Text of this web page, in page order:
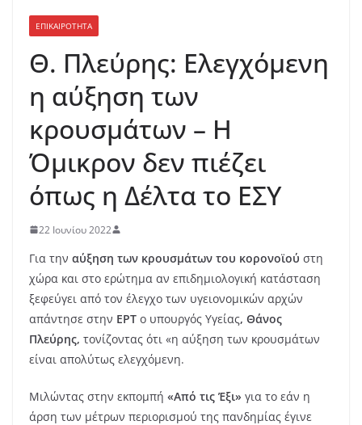
ΕΠΙΚΑΙΡΟΤΗΤΑ
Θ. Πλεύρης: Ελεγχόμενη
η αύξηση των
κρουσμάτων – Η
Όμικρον δεν πιέζει
όπως η Δέλτα το ΕΣΥ
22 Ιουνίου 2022
Για την αύξηση των κρουσμάτων του κορονοϊού στη
χώρα και στο ερώτημα αν επιδημιολογική κατάσταση
ξεφεύγει από τον έλεγχο των υγειονομικών αρχών
απάντησε στην ΕΡΤ ο υπουργός Υγείας, Θάνος
Πλεύρης, τονίζοντας ότι «η αύξηση των κρουσμάτων
είναι απολύτως ελεγχόμενη.
Μιλώντας στην εκπομπή «Από τις Έξι» για το εάν η
άρση των μέτρων περιορισμού της πανδημίας έγινε